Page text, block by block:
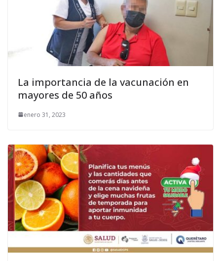
La importancia de la vacunación en
mayores de 50 años
enero 31, 2023